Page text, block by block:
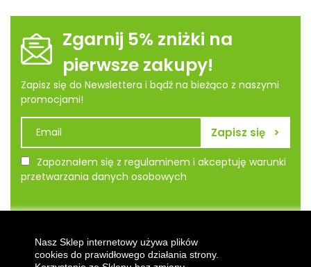
Zgarnij 5% zniżki na
pierwsze zakupy!
Zapisz się do Newslettera i bądź na bieżąco z naszymi
promocjami!
Zapoznałem się z regulaminem i akceptuję warunki
przetwarzania danych osobowych
Informacje
Nasz Sklep internetowy używa plików
cookies do prawidłowego działania strony.